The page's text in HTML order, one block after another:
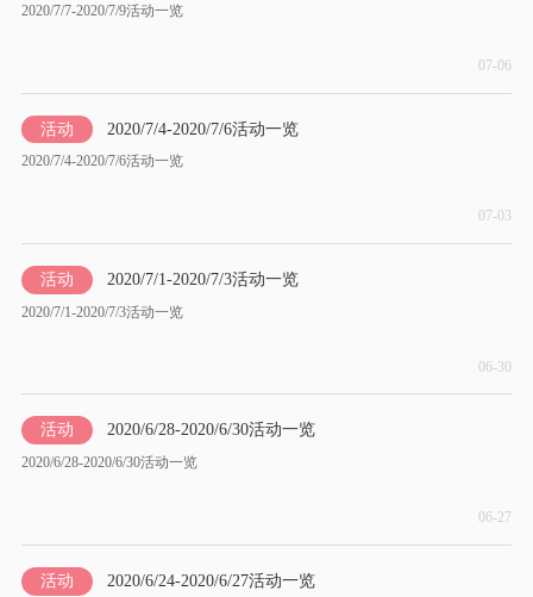
2020/7/7-2020/7/9活动一览
07-06
活动 2020/7/4-2020/7/6活动一览
2020/7/4-2020/7/6活动一览
07-03
活动 2020/7/1-2020/7/3活动一览
2020/7/1-2020/7/3活动一览
06-30
活动 2020/6/28-2020/6/30活动一览
2020/6/28-2020/6/30活动一览
06-27
活动 2020/6/24-2020/6/27活动一览